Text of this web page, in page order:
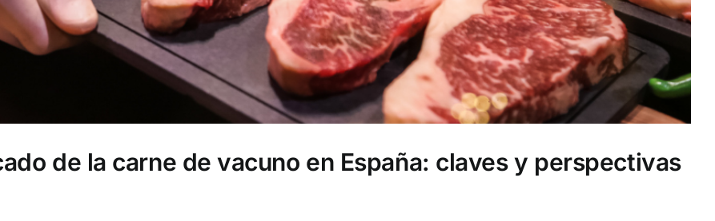
de la carne de vacuno en España: claves y perspectivas